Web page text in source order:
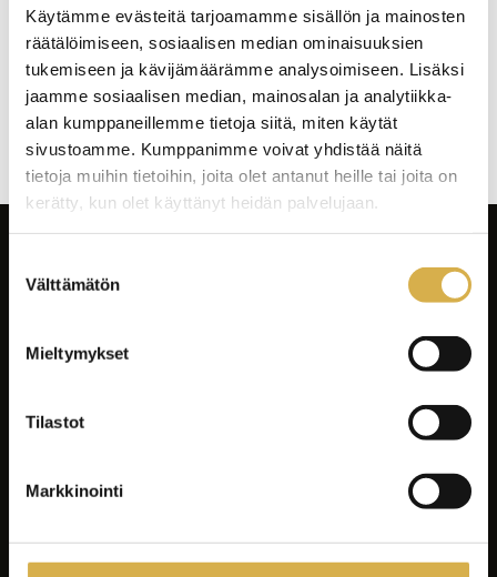
Käytämme evästeitä tarjoamamme sisällön ja mainosten
räätälöimiseen, sosiaalisen median ominaisuuksien
tukemiseen ja kävijämäärämme analysoimiseen. Lisäksi
jaamme sosiaalisen median, mainosalan ja analytiikka-
alan kumppaneillemme tietoja siitä, miten käytät
sivustoamme. Kumppanimme voivat yhdistää näitä
tietoja muihin tietoihin, joita olet antanut heille tai joita on
kerätty, kun olet käyttänyt heidän palvelujaan.
valinta
Välttämätön
Mieltymykset
Tilastot
Markkinointi
Kemiaa kiinnostavasti
Artikkelien
selaus